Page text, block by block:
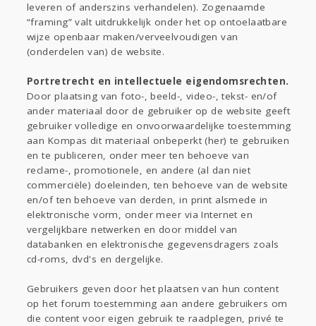
leveren of anderszins verhandelen). Zogenaamde
“framing” valt uitdrukkelijk onder het op ontoelaatbare
wijze openbaar maken/verveelvoudigen van
(onderdelen van) de website.
Portretrecht en intellectuele eigendomsrechten.
Door plaatsing van foto-, beeld-, video-, tekst- en/of
ander materiaal door de gebruiker op de website geeft
gebruiker volledige en onvoorwaardelijke toestemming
aan Kompas dit materiaal onbeperkt (her) te gebruiken
en te publiceren, onder meer ten behoeve van
reclame-, promotionele, en andere (al dan niet
commerciële) doeleinden, ten behoeve van de website
en/of ten behoeve van derden, in print alsmede in
elektronische vorm, onder meer via Internet en
vergelijkbare netwerken en door middel van
databanken en elektronische gegevensdragers zoals
cd-roms, dvd's en dergelijke.
Gebruikers geven door het plaatsen van hun content
op het forum toestemming aan andere gebruikers om
die content voor eigen gebruik te raadplegen, privé te